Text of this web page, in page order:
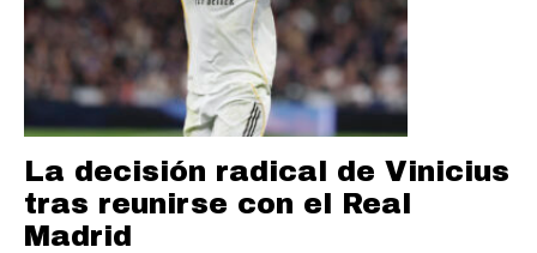
La decisión radical de Vinicius
tras reunirse con el Real
Madrid